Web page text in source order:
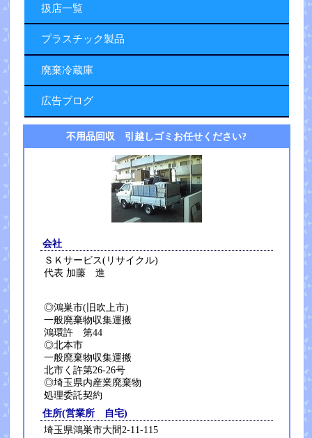
扱店一覧
プラスチック製品
廃棄冷蔵庫
広告ブログ
不用品回収 引越しゴミお任せください?
会社
ＳＫサービス(リサイクル)
代表 加藤 進
◎鴻巣市(旧吹上市)
一般廃棄物収集運搬
鴻環許 第44
◎北本市
一般廃棄物収集運搬
北市く許第26-26号
◎埼玉県内産業廃棄物
処理委託契約
住所(営業所 自宅)
埼玉県鴻巣市大間2-11-115